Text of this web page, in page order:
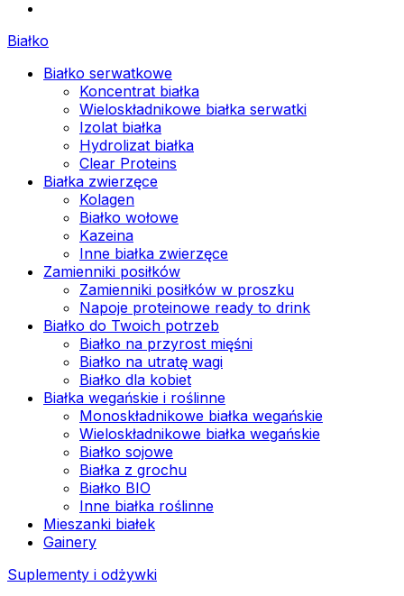
Białko
Białko serwatkowe
Koncentrat białka
Wieloskładnikowe białka serwatki
Izolat białka
Hydrolizat białka
Clear Proteins
Białka zwierzęce
Kolagen
Białko wołowe
Kazeina
Inne białka zwierzęce
Zamienniki posiłków
Zamienniki posiłków w proszku
Napoje proteinowe ready to drink
Białko do Twoich potrzeb
Białko na przyrost mięśni
Białko na utratę wagi
Białko dla kobiet
Białka wegańskie i roślinne
Monoskładnikowe białka wegańskie
Wieloskładnikowe białka wegańskie
Białko sojowe
Białka z grochu
Białko BIO
Inne białka roślinne
Mieszanki białek
Gainery
Suplementy i odżywki